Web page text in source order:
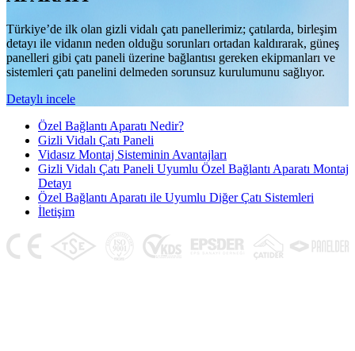
Türkiye’de ilk olan gizli vidalı çatı panellerimiz; çatılarda, birleşim
detayı ile vidanın neden olduğu sorunları ortadan kaldırarak, güneş
panelleri gibi çatı paneli üzerine bağlantısı gereken ekipmanları ve
sistemleri çatı panelini delmeden sorunsuz kurulumunu sağlıyor.
Detaylı incele
Özel Bağlantı Aparatı Nedir?
Gizli Vidalı Çatı Paneli
Vidasız Montaj Sisteminin Avantajları
Gizli Vidalı Çatı Paneli Uyumlu Özel Bağlantı Aparatı Montaj
Detayı
Özel Bağlantı Aparatı ile Uyumlu Diğer Çatı Sistemleri
İletişim